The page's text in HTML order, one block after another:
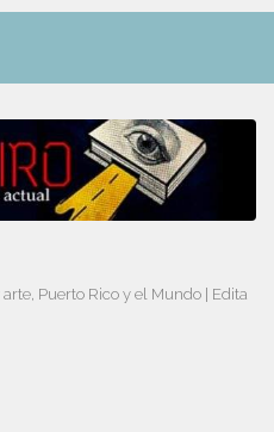
Puerto Rico y el Mundo | Edita